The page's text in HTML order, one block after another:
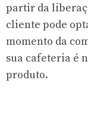
partir da
cliente pode
momento da
sua cafeteria é
produto.